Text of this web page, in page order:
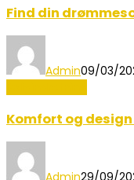
Find din
Admin09/03/
Komfort og